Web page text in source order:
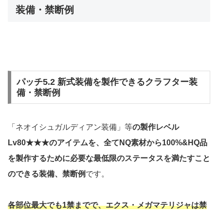
装備・禁断例
パッチ5.2 新式装備を製作できるクラフター装
備・禁断例
「ネオイシュガルディアン装備」等の製作レベル
Lv80★★★のアイテムを、全てNQ素材から100%&HQ品
を製作するために必要な最低限のステータスを満たすこと
のできる装備、禁断例 です。
各部位最大でも1禁までで、エクス・メガマテリジャは禁